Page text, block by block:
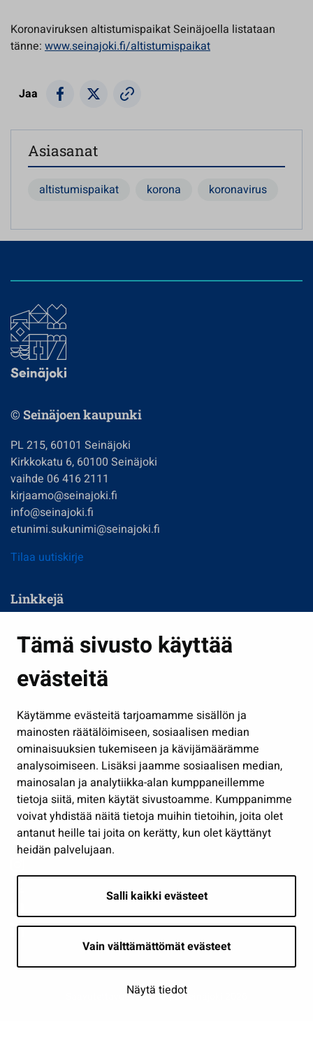
Tämä sivusto käyttää
evästeitä
Käytämme evästeitä tarjoamamme sisällön ja
mainosten räätälöimiseen, sosiaalisen median
ominaisuuksien tukemiseen ja kävijämäärämme
analysoimiseen. Lisäksi jaamme sosiaalisen median,
mainosalan ja analytiikka-alan kumppaneillemme
tietoja siitä, miten käytät sivustoamme. Kumppanimme
voivat yhdistää näitä tietoja muihin tietoihin, joita olet
antanut heille tai joita on kerätty, kun olet käyttänyt
heidän palvelujaan.
Salli kaikki evästeet
Vain välttämättömät evästeet
Näytä tiedot
Koronaviruksen altistumispaikat Seinäjoella listataan
tänne: www.seinajoki.fi/altistumispaikat
Jaa
Asiasanat
altistumispaikat korona koronavirus
© Seinäjoen kaupunki
PL 215, 60101 Seinäjoki
Kirkkokatu 6, 60100 Seinäjoki
vaihde 06 416 2111
kirjaamo@seinajoki.fi
info@seinajoki.fi
etunimi.sukunimi@seinajoki.fi
Tilaa uutiskirje
Linkkejä
Kasvatus ja opetus
Kulttuuri ja liikunta
Työ ja yrittäminen
Osallistu ja asioi
Näytä omat evästeasetukseni
Seuraa meitä
Saavutettavuusseloste | © Seinäjoki 2026